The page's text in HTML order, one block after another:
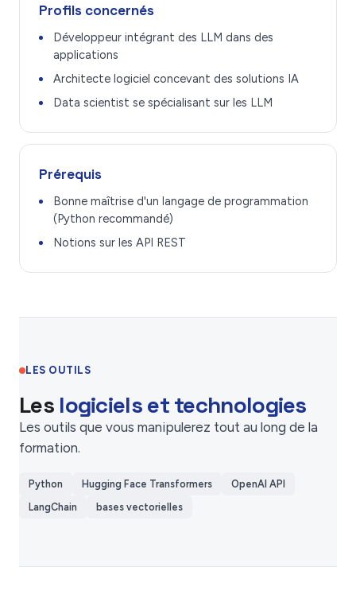
Profils concernés
Développeur intégrant des LLM dans des
applications
Architecte logiciel concevant des solutions IA
Data scientist se spécialisant sur les LLM
Prérequis
Bonne maîtrise d'un langage de programmation
(Python recommandé)
Notions sur les API REST
LES OUTILS
Les logiciels et technologies
Les outils que vous manipulerez tout au long de la
formation.
Python Hugging Face Transformers
OpenAI API
LangChain
bases vectorielles